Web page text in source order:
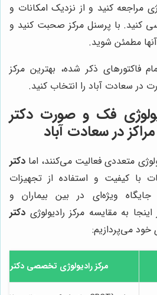
مراجعه کنید و از نزدیک امکانات و
کنید. با پرسنل مرکز صحبت کنید و
مطمئن شوید.
فاکتورهای ذکر شده، بهترین مرکز
در سعادت آباد را انتخاب کنید.
فک و صورت دکتر
در سعادت آباد
متعددی فعالیت می‌کنند، اما دکتر
با کیفیت و استفاده از تجهیزات
ویژه‌ای در بین بیماران و
به مقایسه مرکز رادیولوژی دکتر
خود می‌پردازیم:
مرکز رادیولوژی تخصصی دکتر